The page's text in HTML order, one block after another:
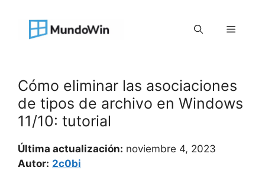
contenido
Menú
Cómo eliminar las asociaciones
de tipos de archivo en Windows
11/10: tutorial
Última actualización: noviembre 4, 2023
Autor: 2c0bi